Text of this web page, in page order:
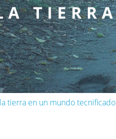
tierra en un mundo tecnificado